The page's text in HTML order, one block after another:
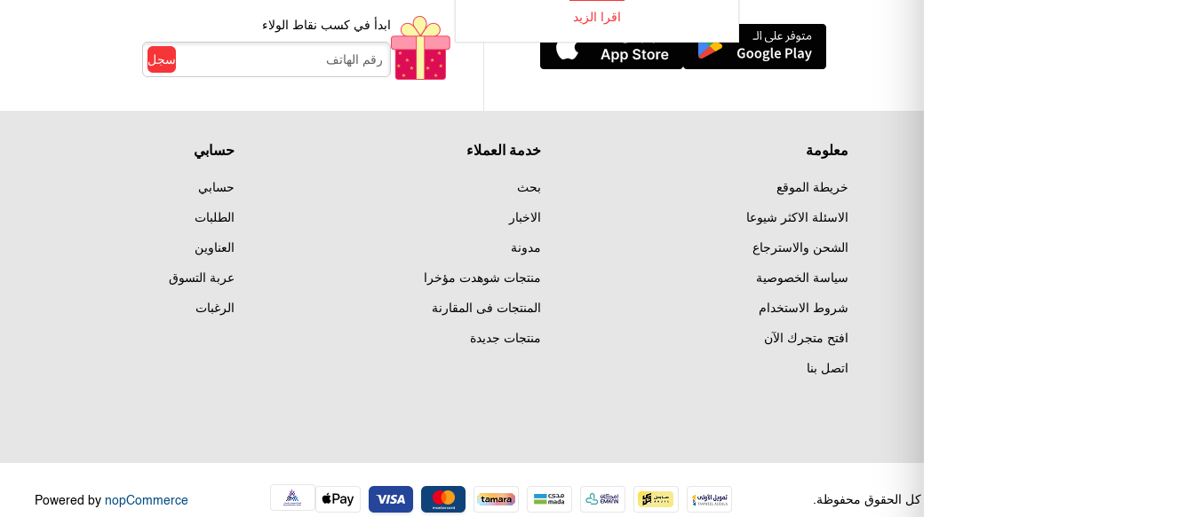
ابدأ في كسب نقاط الولاء
سجل
معلومة
خريطة الموقع
الاسئلة الاكثر شيوعا
الشحن والاسترجاع
سياسة الخصوصية
شروط الاستخدام
افتح متجرك الآن
اتصل بنا
خدمة العملاء
بحث
الاخبار
مدونة
منتجات شوهدت مؤخرا
المنتجات فى المقارنة
منتجات جديدة
حسابي
حسابي
الطلبات
العناوين
عربة التسوق
الرغبات
Powered by nopCommerce
اقرا الزيد